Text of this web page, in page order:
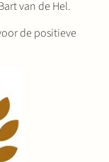
van de Hel.
de positieve